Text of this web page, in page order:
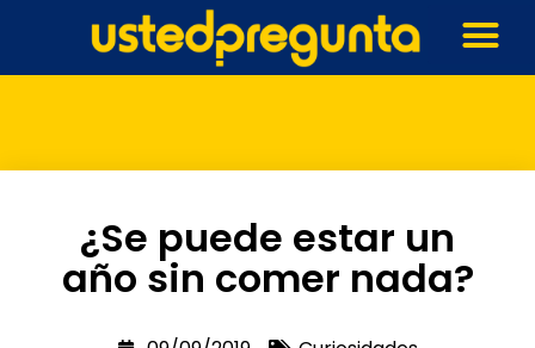
¿Se puede estar un
año sin comer nada?